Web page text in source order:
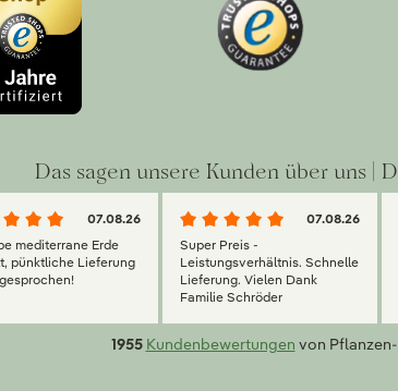
Das sagen unsere Kunden über uns |
07.08.26
mediterrane Erde
pünktliche Lieferung
07.08.26
Super Preis -
Leistungsverhältnis. Schnelle
Lieferung. Vielen Dank
Familie Schröder
1955 Kundenbewertungen von